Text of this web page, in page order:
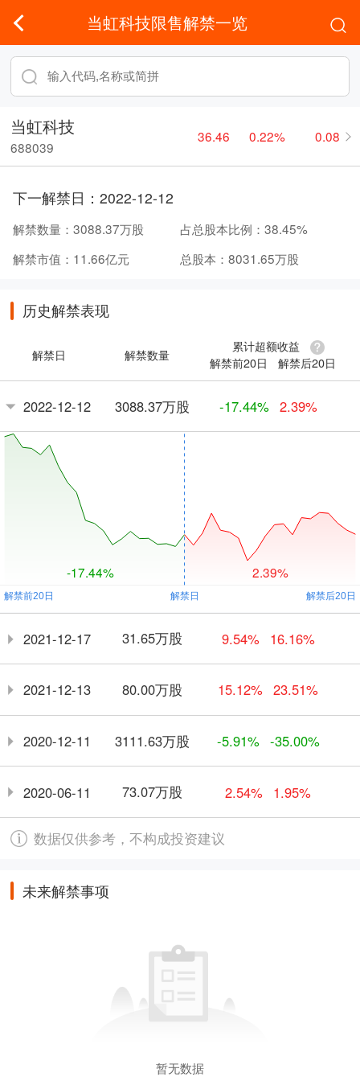
当虹科技限售解禁一览
当虹科技
688039
36.46 0.22% 0.08
下一解禁日： 2022-12-12
解禁数量： 3088.37万股 占总股本比例： 38.45%
解禁市值： 11.66亿元 总股本： 8031.65万股
历史解禁表现
解禁日 解禁数量
累计超额收益
解禁前20日
解禁后20日
2022-12-12 3088.37万股 -17.44% 2.39%
-17.44% 2.39%
2021-12-17 31.65万股 9.54% 16.16%
2021-12-13 80.00万股 15.12% 23.51%
2020-12-11 3111.63万股 -5.91% -35.00%
2020-06-11 73.07万股 2.54% 1.95%
数据仅供参考，不构成投资建议
未来解禁事项
暂无数据